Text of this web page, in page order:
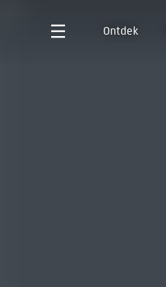
Ontdek